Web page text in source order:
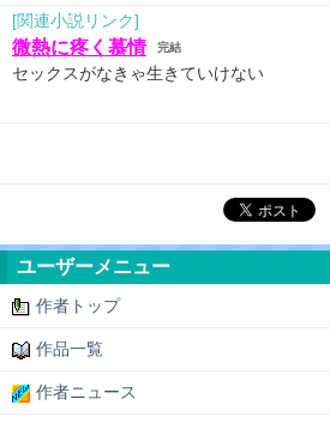
[関連小説リンク]
微熱に疼く慕情 完結
セックスがなきゃ生きていけない
ユーザーメニュー
作者トップ
作品一覧
作者ニュース